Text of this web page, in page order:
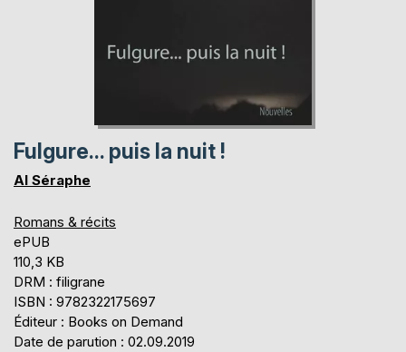
Fulgure... puis la nuit !
Al Séraphe
Romans & récits
ePUB
110,3 KB
DRM : filigrane
ISBN : 9782322175697
Éditeur : Books on Demand
Date de parution : 02.09.2019